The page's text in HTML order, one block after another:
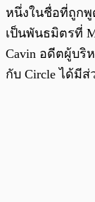
หนึ่งในชื่อที่ถูกพู
เป็นพันธมิตรที่
Cavin อดีตผู้บริ
กับ Circle ได้มี